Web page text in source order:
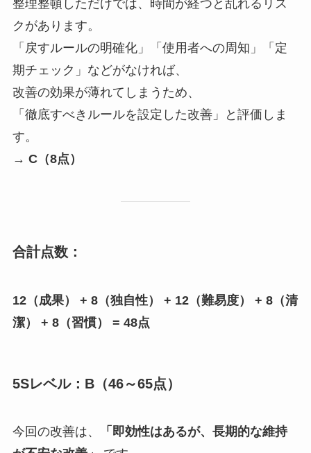
整理整頓しただけでは、時間が経つと乱れるリス
クがあります。
「戻すルールの明確化」「使用者への周知」「定
期チェック」などがなければ、
改善の効果が薄れてしまうため、
「徹底すべきルールを設定した改善」と評価しま
す。
→ C（8点）
合計点数：
12（成果） + 8（独自性） + 12（難易度） + 8（清
潔） + 8（習慣） = 48点
5Sレベル：B（46～65点）
今回の改善は、
「即効性はあるが、長期的な維持